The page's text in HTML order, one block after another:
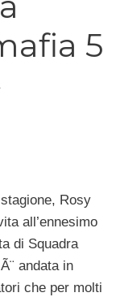
5
Rosy
all’ennesimo
di Squadra
andata in
che per molti